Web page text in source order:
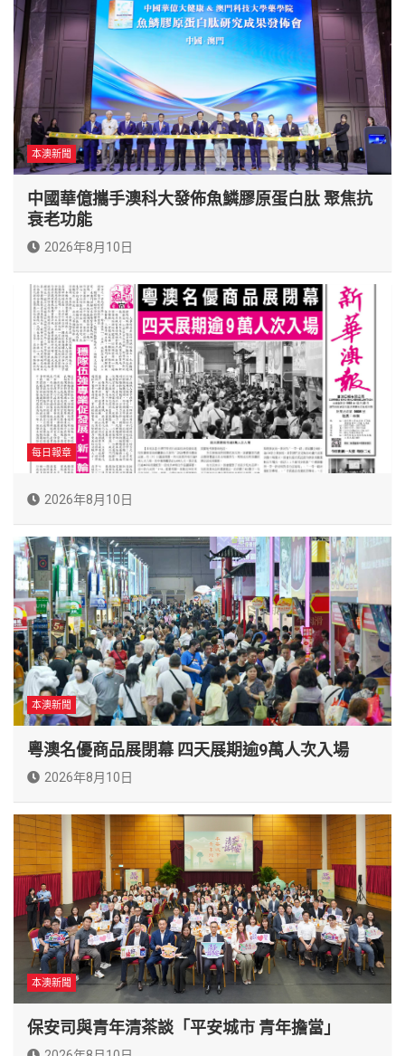
本澳新聞
中國華億攜手澳科大發佈魚鱗膠原蛋白肽 聚焦抗
衰老功能
2026年8月10日
每日報章
2026年8月10日
本澳新聞
粵澳名優商品展閉幕 四天展期逾9萬人次入場
2026年8月10日
本澳新聞
保安司與青年清茶談「平安城市 青年擔當」